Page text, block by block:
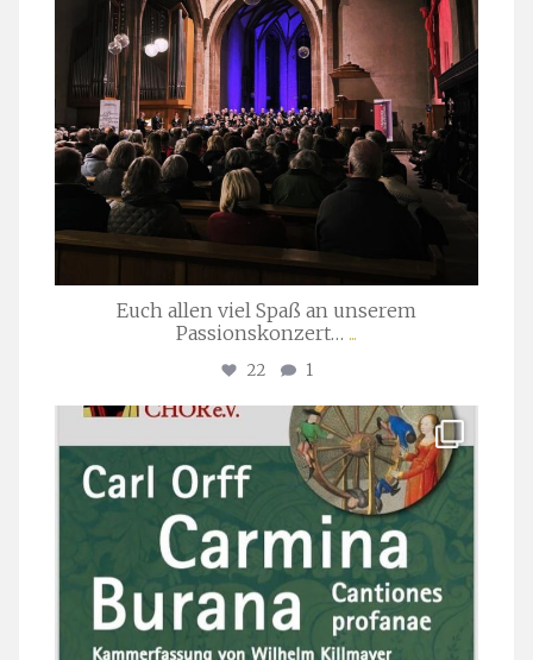
Euch allen viel Spaß an unserem
Passionskonzert… ...
22 1
stuttgarter_oratorienchor
Juli 22